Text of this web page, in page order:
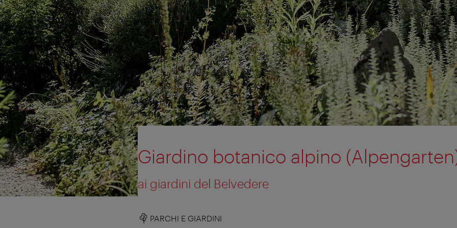
Giardino botanico alpino
ai giardini del Belvedere
PARCHI E GIARDINI